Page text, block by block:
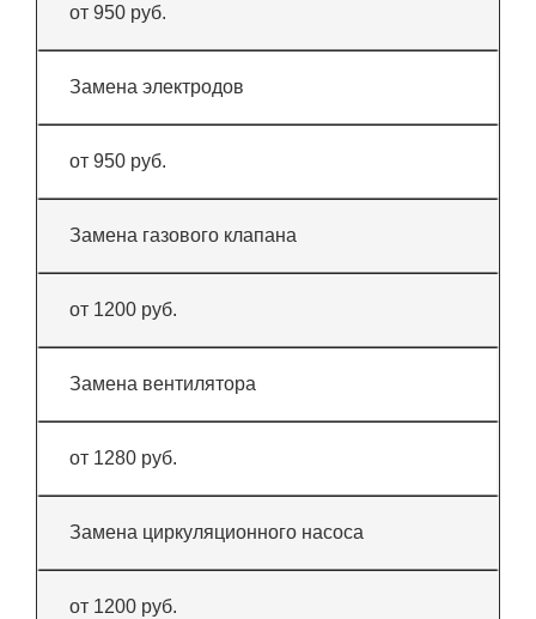
от 950 руб.
Замена электродов
от 950 руб.
Замена газового клапана
от 1200 руб.
Замена вентилятора
от 1280 руб.
Замена циркуляционного насоса
от 1200 руб.